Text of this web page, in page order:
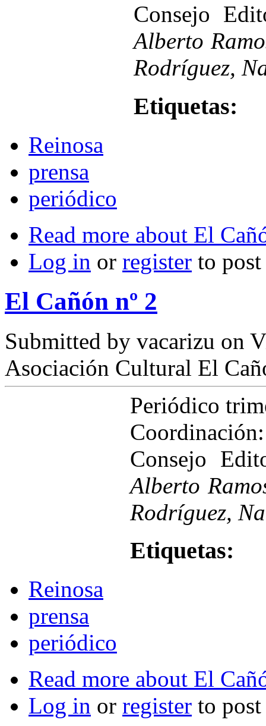
Consejo
Alberto
Rodríguez,
Etiquetas:
Reinosa
prensa
periódico
Read more about El
Log in or register to
El Cañón nº 2
Submitted by vacarizu on
Asociación Cultural El
Periódico
Consejo
Alberto
Rodríguez,
Etiquetas:
Reinosa
prensa
periódico
Read more about El
Log in or register to